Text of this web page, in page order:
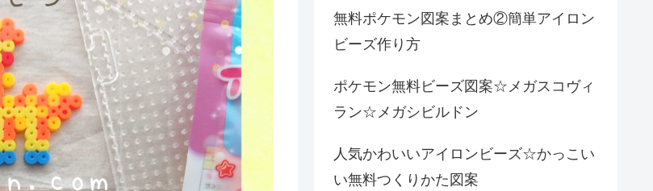
無料ポケモン図案まとめ②簡単アイロン
ビーズ作り方
ポケモン無料ビーズ図案☆メガスコヴィ
ラン☆メガシビルドン
人気かわいいアイロンビーズ☆かっこい
い無料つくりかた図案